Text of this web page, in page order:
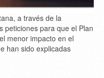
a través de la
peticiones para que el Plan
menor impacto en el
han sido explicadas